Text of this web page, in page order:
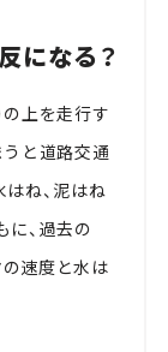
になる？
上を走行す
と道路交通
ね、泥はね
、過去の
の速度と水は